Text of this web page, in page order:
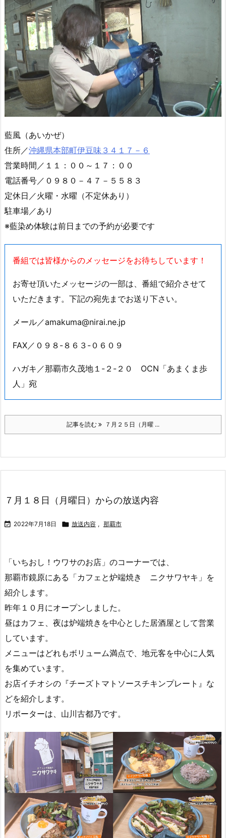
藍風（あいかぜ）
住所／沖縄県本部町伊豆味３４１７－６
営業時間／１１：００～１７：００
電話番号／０９８０－４７－５５８３
定休日／火曜・水曜（不定休あり）
駐車場／あり
※藍染め体験は前日までの予約が必要です
番組では皆様からのメッセージをお待ちしています！
お寄せ頂いたメッセージの一部は、番組で紹介させて
いただきます。下記の宛先までお送り下さい。
メール／amakuma@nirai.ne.jp
FAX／０９８-８６３-０６０９
ハガキ／那覇市久茂地１-２-２０ OCN「あまくま歩
人」宛
記事を読む ７月２５日（月曜 ...
７月１８日（月曜日）からの放送内容
 2022年7月18日  放送内容 , 那覇市
「いちおし！ウワサのお店」のコーナーでは、
那覇市鏡原にある「カフェと炉端焼き ニクサワヤキ」を
紹介します。
昨年１０月にオープンしました。
昼はカフェ、夜は炉端焼きを中心とした居酒屋として営業
しています。
メニューはどれもボリューム満点で、地元客を中心に人気
を集めています。
お店イチオシの『チーズトマトソースチキンプレート』な
どを紹介します。
リポーターは、山川古都乃です。